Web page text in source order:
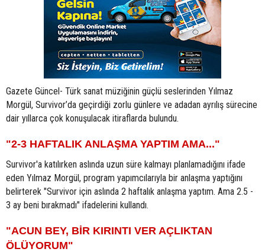
Gazete Güncel- Türk sanat müziğinin güçlü seslerinden Yılmaz
Morgül, Survivor’da geçirdiği zorlu günlere ve adadan ayrılış sürecine
dair yıllarca çok konuşulacak itiraflarda bulundu.
"2-3 HAFTALIK ANLAŞMA YAPTIM AMA..."
Survivor'a katılırken aslında uzun süre kalmayı planlamadığını ifade
eden Yılmaz Morgül, program yapımcılarıyla bir anlaşma yaptığını
belirterek "Survivor için aslında 2 haftalık anlaşma yaptım. Ama 2.5 -
3 ay beni bırakmadı" ifadelerini kullandı.
"ACUN BEY, BİR KIRINTI VER AÇLIKTAN
ÖLÜYORUM"